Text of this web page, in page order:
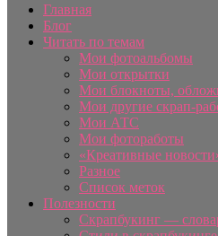
Главная
Блог
Читать по темам
Мои фотоальбомы
Мои открытки
Мои блокноты,
Мои другие скрап-
Мои АТС
Мои фотоработы
«Креативные
Разное
Список меток
Полезности
Скрапбукинг —